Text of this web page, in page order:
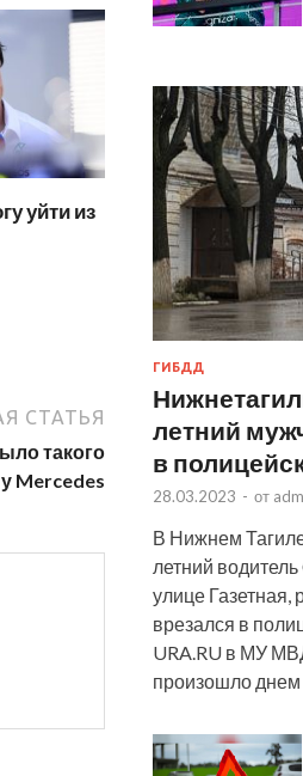
уйти из
СТАТЬЯ
такого
Mercedes
ГИБДД
летний
в
28.03.2023 - от
В Нижнем
летний
улице Газетная,
врезался в
URA.RU в МУ
произошло